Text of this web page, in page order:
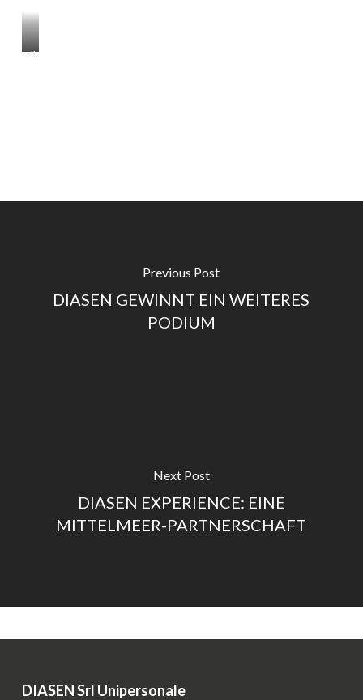
Il
Diasen
Previous Post
DIASEN GEWINNT EIN WEITERES
PODIUM
Next Post
DIASEN EXPERIENCE: EINE
MITTELMEER-PARTNERSCHAFT
DIASEN Srl Unipersonale